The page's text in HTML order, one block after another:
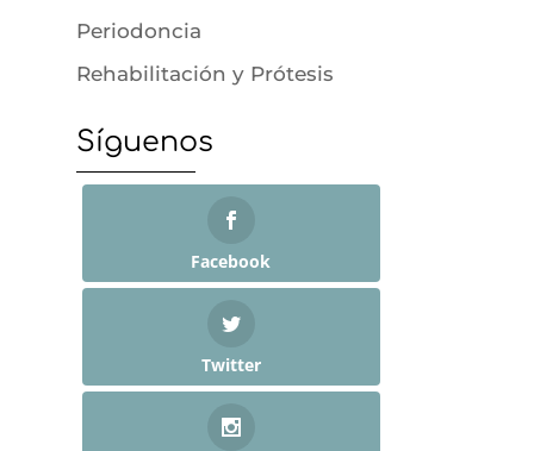
Periodoncia
Rehabilitación y Prótesis
Síguenos
Facebook
Twitter